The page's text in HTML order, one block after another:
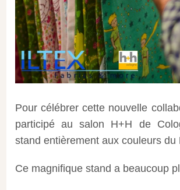
Pour célébrer cette nouvelle
participé au salon H+H de
stand entièrement aux couleurs du
Ce magnifique stand a beaucoup